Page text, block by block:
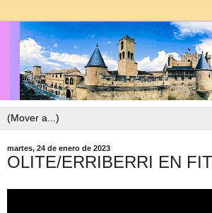
martes, 24 de enero de 2023
OLITE/ERRIBERRI EN